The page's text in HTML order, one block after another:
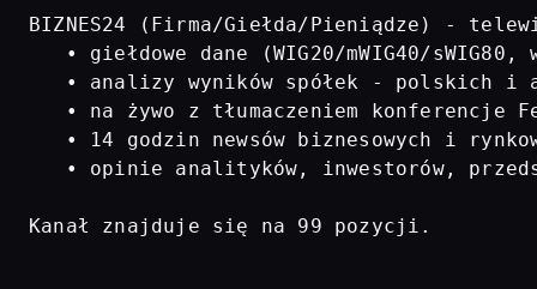
BIZNES24 (Firma/Giełda/Pieniądze) -
• giełdowe dane (WIG20/mWIG40/
• analizy wyników spółek - polskich i
• na żywo z tłumaczeniem konferencje
• 14 godzin newsów biznesowych i
• opinie analityków, inwestorów,
Kanał znajduje się na 99 pozycji.